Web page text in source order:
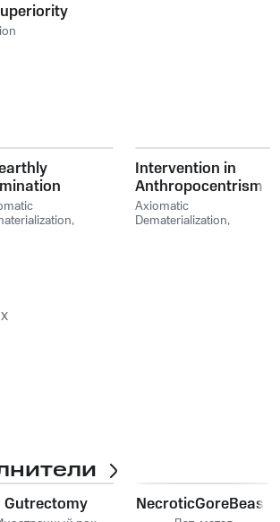
,
Intervention in
Anthropocentrism
Axiomatic
Dematerialization,
Gutrectomy NecroticGoreBeast